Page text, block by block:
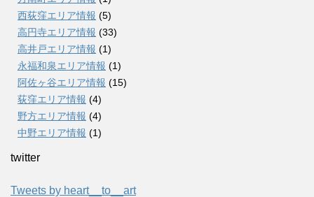
西荻窪エリア情報 (5)
高円寺エリア情報 (33)
高井戸エリア情報 (1)
永福和泉エリア情報 (1)
阿佐ヶ谷エリア情報 (15)
荻窪エリア情報 (4)
野方エリア情報 (4)
中野エリア情報 (1)
twitter
Tweets by heart__to__art